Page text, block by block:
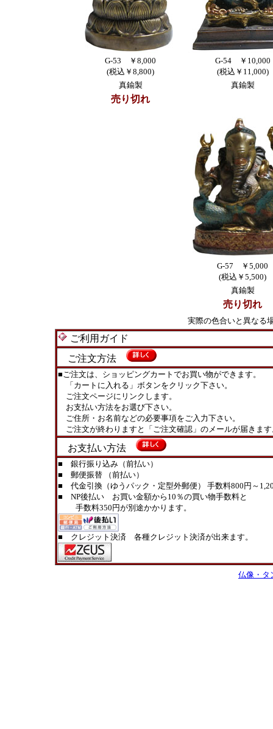
G-53 ￥8,000
(税込￥8,800)
G-54 ￥10,000
(税込￥11,000)
真鍮製
真鍮製
売り切れ
G-57 ￥5,000
(税込￥5,500)
真鍮製
売り切れ
実際の色合いと異なる
ご利用ガイド
ご注文方法
■ご注文は、ショッピングカートでお買い物ができます。
「カートに入れる」ボタンをクリック下さい。
ご注文ページにリンクします。
お支払い方法をお選び下さい。
ご住所・お名前などの必要事項をご入力下さい。
ご注文が終わりますと「ご注文確認」のメールが届きま
お支払い方法
■ 銀行振り込み（前払い）
■ 郵便振替 （前払い）
■ 代金引換（ゆうパック・定型外郵便） 手数料800円～
■ NP後払い お買い金額から10％の買い物手数料と
手数料350円が別途かかります。
■ クレジット決済 各種クレジット決済が出来ます。
仏像・タ